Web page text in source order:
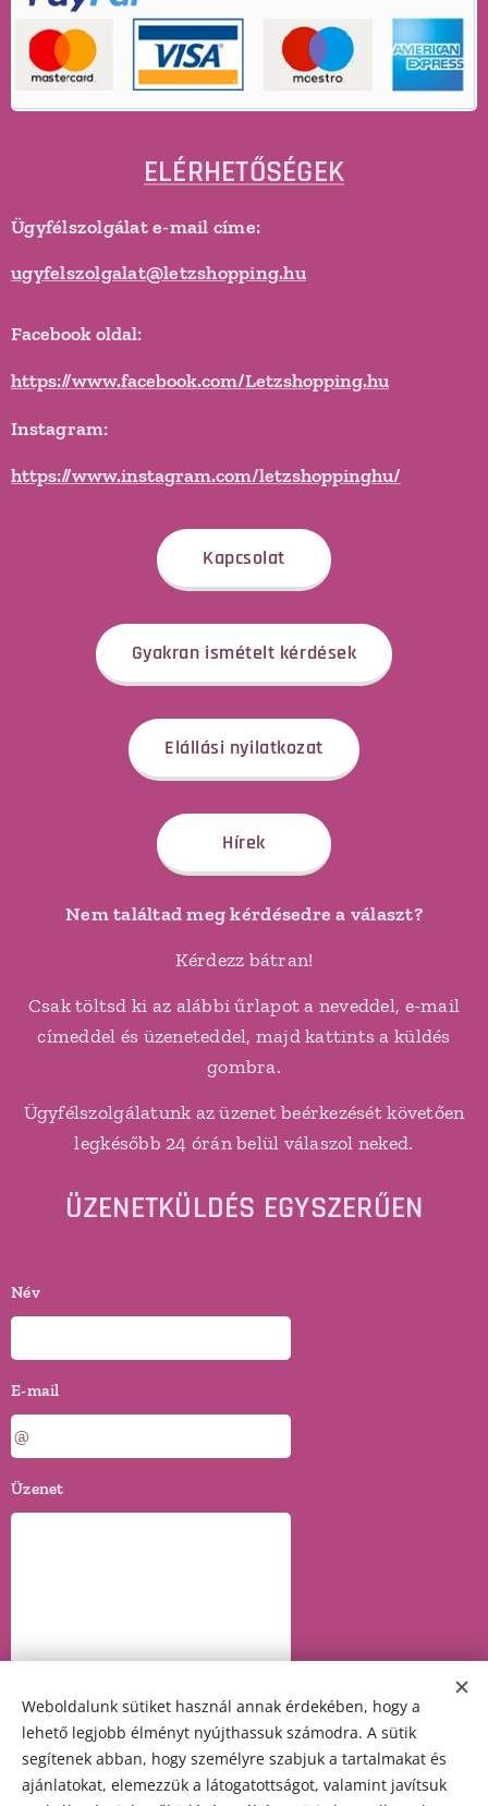
ELÉRHETŐSÉGEK
Ügyfélszolgálat e-mail címe:
ugyfelszolgalat@letzshopping.hu
Facebook oldal:
https://www.facebook.com/Letzshopping.hu
Instagram:
https://www.instagram.com/letzshoppinghu/
Kapcsolat
Gyakran ismételt kérdések
Elállási nyilatkozat
Hírek
Nem találtad meg kérdésedre a választ?
Kérdezz bátran!
Csak töltsd ki az alábbi űrlapot a neveddel, e-mail
címeddel és üzeneteddel, majd kattints a küldés
gombra.
Ügyfélszolgálatunk az üzenet beérkezését követően
legkésőbb 24 órán belül válaszol neked.
ÜZENETKÜLDÉS EGYSZERŰEN
Név
E-mail
Üzenet
Weboldalunk sütiket használ annak érdekében, hogy a
lehető legjobb élményt nyújthassuk számodra. A sütik
segítenek abban, hogy személyre szabjuk a tartalmakat és
ajánlatokat, elemezzük a látogatottságot, valamint javítsuk